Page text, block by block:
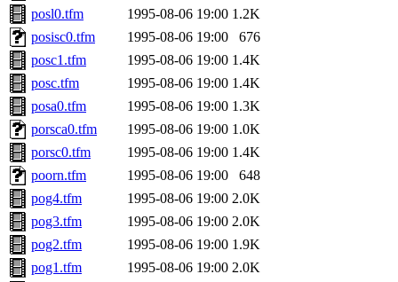
posl0.tfm
1995-08-06 19:00 1.2K
posisc0.tfm
1995-08-06 19:00
676
posc1.tfm
1995-08-06 19:00 1.4K
posc.tfm
1995-08-06 19:00 1.4K
posa0.tfm
1995-08-06 19:00 1.3K
porsca0.tfm
1995-08-06 19:00 1.0K
porsc0.tfm
1995-08-06 19:00 1.4K
poorn.tfm
1995-08-06 19:00
648
pog4.tfm
1995-08-06 19:00 2.0K
pog3.tfm
1995-08-06 19:00 2.0K
pog2.tfm
1995-08-06 19:00 1.9K
pog1.tfm
1995-08-06 19:00 2.0K